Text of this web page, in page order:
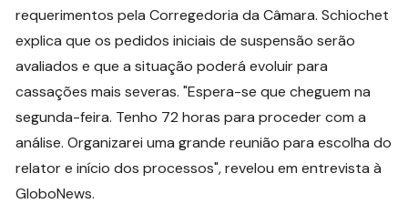
requerimentos pela Corregedoria da Câmara. Schiochet
explica que os pedidos iniciais de suspensão serão
avaliados e que a situação poderá evoluir para
cassações mais severas. "Espera-se que cheguem na
segunda-feira. Tenho 72 horas para proceder com a
análise. Organizarei uma grande reunião para escolha do
relator e início dos processos", revelou em entrevista à
GloboNews.